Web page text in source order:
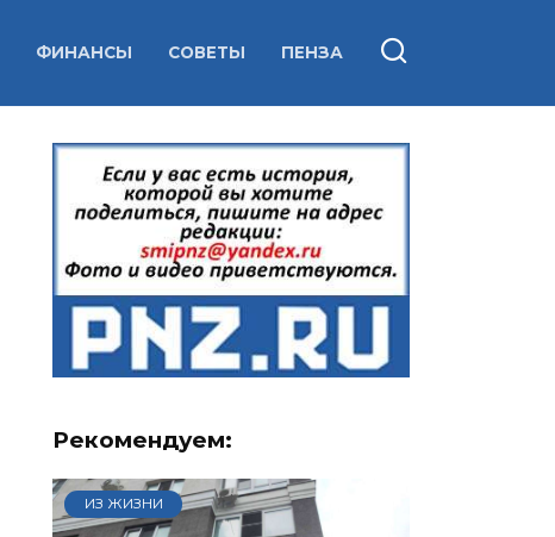
ФИНАНСЫ СОВЕТЫ ПЕНЗА
Рекомендуем:
ИЗ ЖИЗНИ